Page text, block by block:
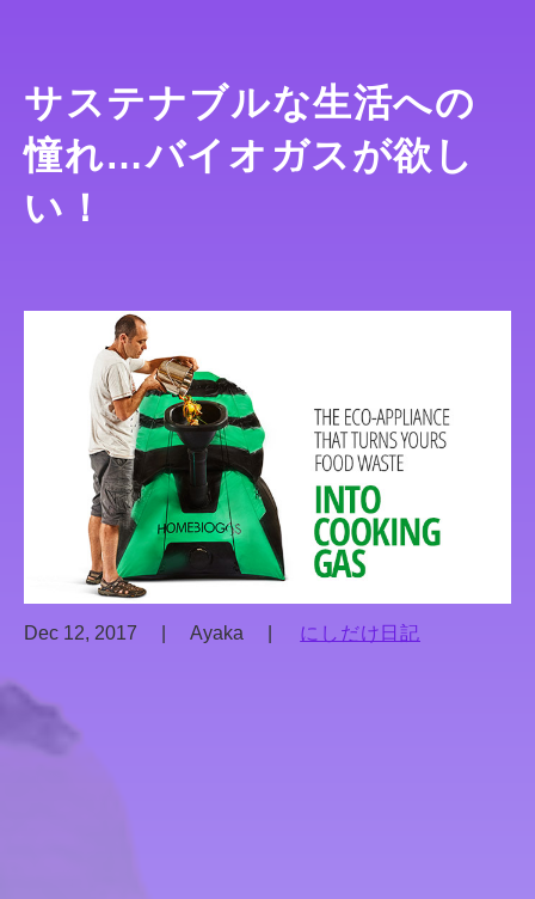
サステナブルな生活への
憧れ…バイオガスが欲し
い！
Dec 12, 2017 Ayaka にしだけ日記